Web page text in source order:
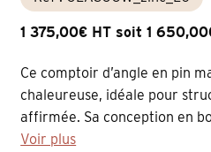
1 375,00€ HT soit 1
Ce comptoir d’angle en pin
chaleureuse, idéale pour
affirmée. Sa conception en
Voir plus